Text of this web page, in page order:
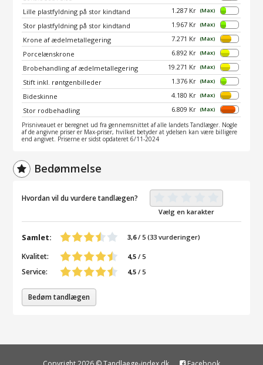
Lille plastfyldning på stor kindtand 1.287 Kr (Max)
Stor plastfyldning på stor kindtand 1.967 Kr (Max)
Krone af ædelmetallegering 7.271 Kr (Max)
Porcelænskrone 6.892 Kr (Max)
Brobehandling af ædelmetallegering 19.271 Kr (Max)
Stift inkl. røntgenbilleder 1.376 Kr (Max)
Bideskinne 4.180 Kr (Max)
Stor rodbehadling 6.809 Kr (Max)
Prisniveauet er beregnet ud fra gennemsnittet af alle landets Tandlæger. Nogle
af de angivne priser er Max-priser, hvilket betyder at ydelsen kan være billigere
end angivet. Priserne er sidst opdateret 6/11-2024
Bedømmelse
Hvordan vil du vurdere tandlægen?
Vælg en karakter
Samlet: 3,6/5 (33 vurderinger)
Kvalitet: 4,5 / 5
Service: 4,5 / 5
Bedøm tandlægen